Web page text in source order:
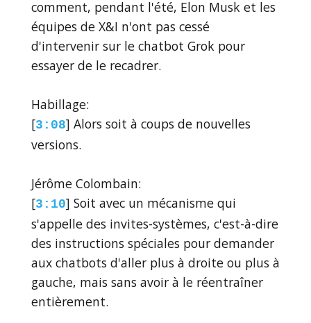
comment, pendant l'été, Elon Musk et les
équipes de X&I n'ont pas cessé
d'intervenir sur le chatbot Grok pour
essayer de le recadrer.
Habillage:
[3:08] Alors soit à coups de nouvelles
versions.
Jérôme Colombain:
[3:10] Soit avec un mécanisme qui
s'appelle des invites-systèmes, c'est-à-dire
des instructions spéciales pour demander
aux chatbots d'aller plus à droite ou plus à
gauche, mais sans avoir à le réentraîner
entièrement.